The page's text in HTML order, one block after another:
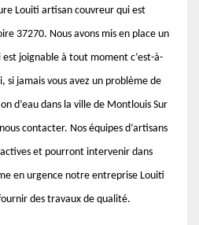
Louiti artisan couvreur qui est
37270. Nous avons mis en place un
joignable à tout moment c’est-à-
si jamais vous avez un problème de
d’eau dans la ville de Montlouis Sur
contacter. Nos équipes d’artisans
et pourront intervenir dans
en urgence notre entreprise Louiti
des travaux de qualité.